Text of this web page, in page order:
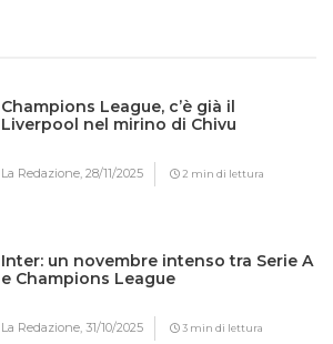
Champions League, c’è già il
Liverpool nel mirino di Chivu
La Redazione,28/11/2025 2 min di lettura
Inter: un novembre intenso tra Serie A
e Champions League
La Redazione,31/10/2025 3 min di lettura